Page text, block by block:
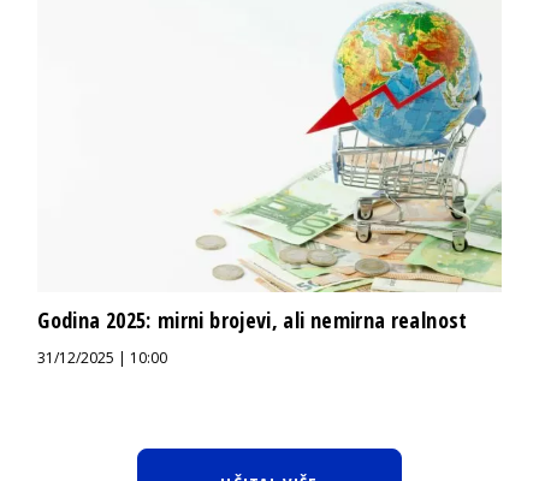
Godina 2025: mirni brojevi, ali nemirna realnost
31/12/2025 | 10:00